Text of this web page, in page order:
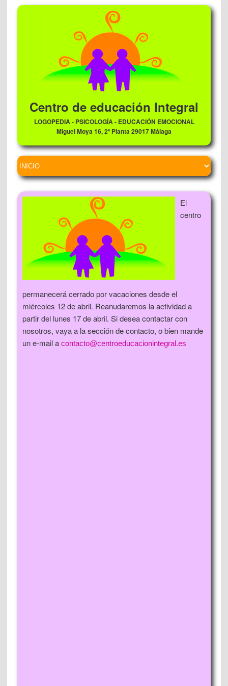
Centro de educación Integral
LOGOPEDIA - PSICOLOGÍA - EDUCACIÓN EMOCIONAL
Miguel Moya 16, 2ª Planta 29017 Málaga
El
centro
permanecerá cerrado por vacaciones desde el
miércoles 12 de abril. Reanudaremos la actividad a
partir del lunes 17 de abril. Si desea contactar con
nosotros, vaya a la sección de contacto, o bien mande
un e-mail a contacto@centroeducacionintegral.es